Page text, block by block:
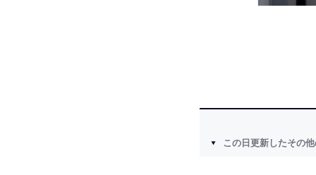
この日更新したその